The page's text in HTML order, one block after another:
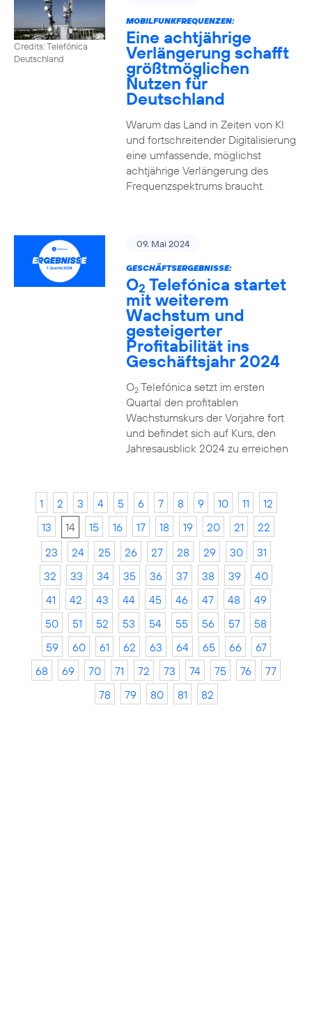
Credits: Telefónica
Deutschland
MOBILFUNKFREQUENZEN:
Eine achtjährige
Verlängerung schafft
größtmöglichen
Nutzen für
Deutschland
Warum das Land in Zeiten von KI
und fortschreitender Digitalisierung
eine umfassende, möglichst
achtjährige Verlängerung des
Frequenzspektrums braucht.
09. Mai 2024
GESCHÄFTSERGEBNISSE:
O2 Telefónica startet
mit weiterem
Wachstum und
gesteigerter
Profitabilität ins
Geschäftsjahr 2024
O2Telefónica setzt im ersten
Quartal den profitablen
Wachstumskurs der Vorjahre fort
und befindet sich auf Kurs, den
Jahresausblick 2024 zu erreichen
1 2 3 4 5 6 7 8 9 10 11
12
13
14 15 16 17 18 19 20 21
22
23
24 25 26 27 28 29 30
31
32
33 34 35 36 37 38 39
40
41
42 43 44 45 46 47 48
49
50
51 52 53 54 55 56 57
58
59
60 61 62 63 64 65 66
67
68
69 70 71 72 73 74 75 76
77
78
79 80 81 82